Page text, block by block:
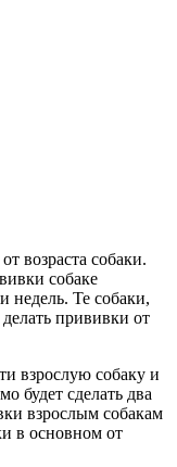
возраста собаки.
собаке
недель. Те собаки,
прививки от
взрослую собаку и
будет сделать два
взрослым собакам
в основном от